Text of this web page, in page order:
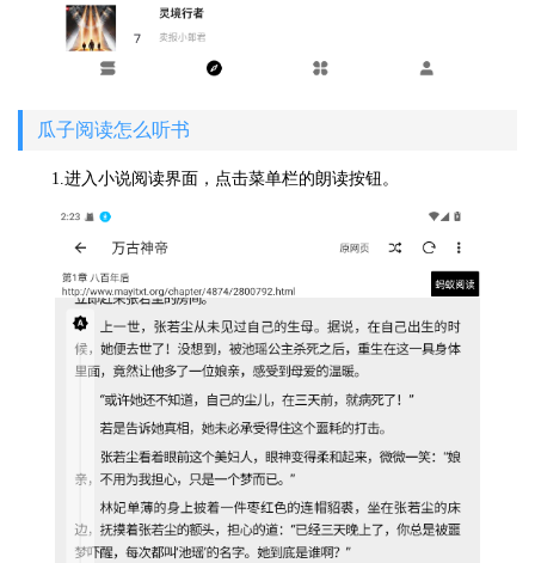
瓜子阅读怎么听书
1.进入小说阅读界面，点击菜单栏的朗读按钮。